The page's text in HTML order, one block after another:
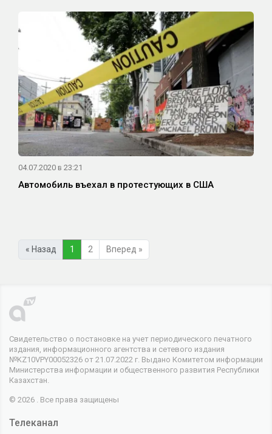
04.07.2020 в 23:21
Автомобиль въехал в протестующих в США
« Назад 1 2 Вперед »
Свидетельство о постановке на учет периодического печатного
издания, информационного агентства и сетевого издания
№KZ10VPY00052326 от 21.07.2022 г. Выдано Комитетом информации
Министерства информации и общественного развития Республики
Казахстан.
© 2026 . Все права защищены
Телеканал